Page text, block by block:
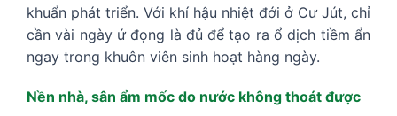
khuẩn phát triển. Với khí hậu nhiệt đới ở Cư Jút, chỉ
cần vài ngày ứ đọng là đủ để tạo ra ổ dịch tiềm ẩn
ngay trong khuôn viên sinh hoạt hàng ngày.
Nền nhà, sân ẩm mốc do nước không thoát được